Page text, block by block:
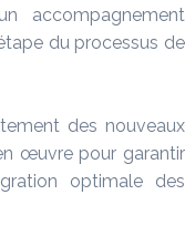
accompagnement
du processus de
des nouveaux
œuvre pour garantir
optimale des